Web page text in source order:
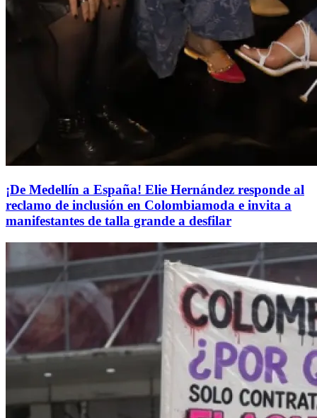
¡De Medellín a España! Elie Hernández responde al
reclamo de inclusión en Colombiamoda e invita a
manifestantes de talla grande a desfilar